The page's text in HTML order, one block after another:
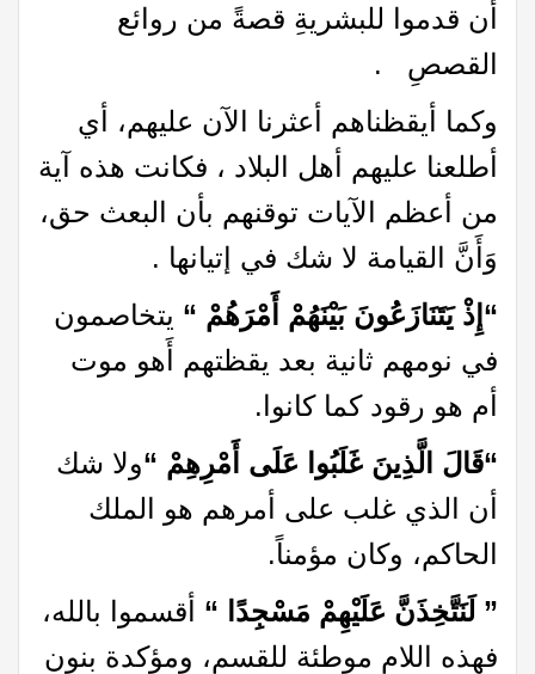
أن قدموا للبشريةِ قصةً من روائع
القصصِ .
وكما أيقظناهم أعثرنا الآن عليهم، أي
أطلعنا عليهم أهل البلاد ، فكانت هذه آية
من أعظم الآيات توقنهم بأن البعث حق،
وَأَنَّ القيامة لا شك في إتيانها .
“إِذْ يَتَنَازَعُونَ بَيْنَهُمْ أَمْرَهُمْ “ يتخاصمون
في نومهم ثانية بعد يقظتهم أَهو موت
أم هو رقود كما كانوا.
“قَالَ الَّذِينَ غَلَبُوا عَلَى أَمْرِهِمْ “ولا شك
أن الذي غلب على أمرهم هو الملك
الحاكم، وكان مؤمناً.
” لَنَتَّخِذَنَّ عَلَيْهِمْ مَسْجِدًا “ أقسموا بالله،
فهذه اللام موطئة للقسم، ومؤكدة بنون